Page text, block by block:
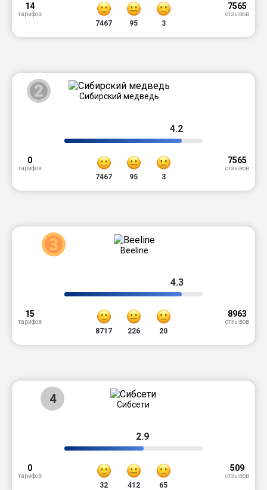
14
тарифов
7467 95 3
7565
отзывов
2
Сибирский медведь
4.2
0
тарифов
7467 95 3
7565
отзывов
3
Beeline
4.3
15
тарифов
8717 226 20
8963
отзывов
4 Сибсети
2.9
0
тарифов
32 412 65
509
отзывов